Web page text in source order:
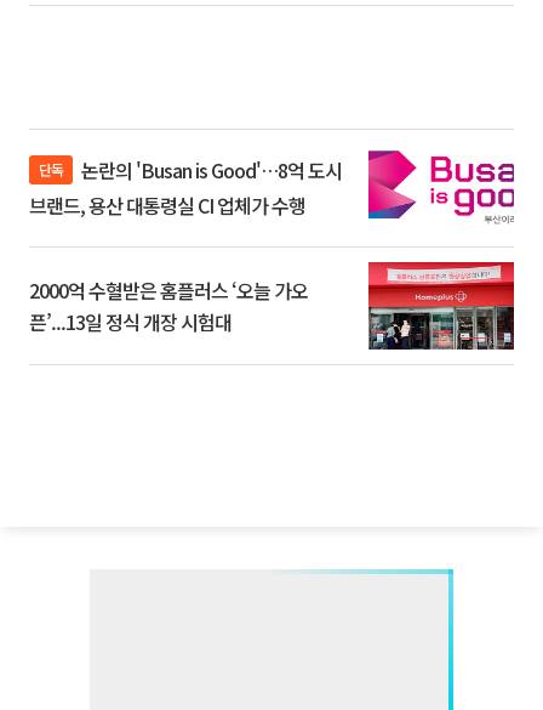
단독
브랜드, 용산 대통령실 CI 업체가 수행
2000억 수혈받은 홈플러스 ‘오늘 가오
픈’...13일 정식 개장 시험대